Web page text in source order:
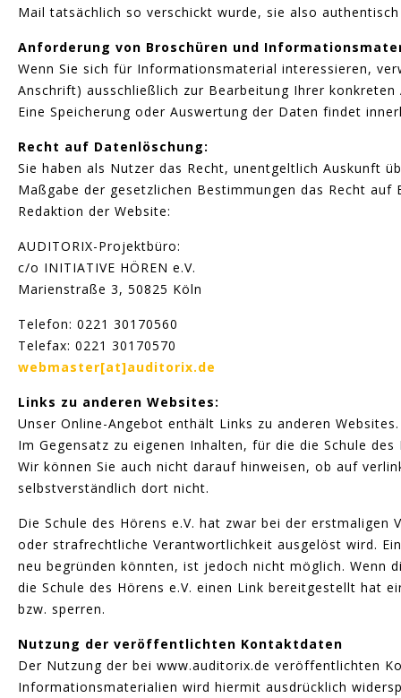
Mail tatsächlich so verschickt wurde, sie also
Anforderung von Broschüren und
Wenn Sie sich für Informationsmaterial interessieren,
Anschrift) ausschließlich zur Bearbeitung Ihrer
Eine Speicherung oder Auswertung der Daten findet
Recht auf Datenlöschung:
Sie haben als Nutzer das Recht, unentgeltlich Auskunft
Maßgabe der gesetzlichen Bestimmungen das Recht
Redaktion der Website:
AUDITORIX-Projektbüro:
c/o INITIATIVE HÖREN e.V.
Marienstraße 3, 50825 Köln
Telefon: 0221 30170560
Telefax: 0221 30170570
webmaster[at]auditorix.de
Links zu anderen Websites:
Unser Online-Angebot enthält Links zu anderen
Im Gegensatz zu eigenen Inhalten, für die die Schule
Wir können Sie auch nicht darauf hinweisen, ob auf
selbstverständlich dort nicht.
Die Schule des Hörens e.V. hat zwar bei der
oder strafrechtliche Verantwortlichkeit ausgelöst wird.
neu begründen könnten, ist jedoch nicht möglich. Wenn
die Schule des Hörens e.V. einen Link bereitgestellt hat
bzw. sperren.
Nutzung der veröffentlichten Kontaktdaten
Der Nutzung der bei www.auditorix.de veröffentlichten
Informationsmaterialien wird hiermit ausdrücklich